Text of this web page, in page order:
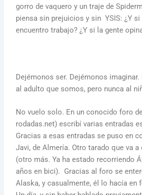
gorro de vaquero y un traje de
piensa sin prejuicios y sin YSIS: ¿Y si
encuentro trabajo? ¿Y si la gente
Dejémonos ser. Dejémonos imaginar.
al adulto que somos, pero nunca al
No vuelo solo. En un conocido foro
rodadas.net) escribí varias entradas
Gracias a esas entradas se puso en
Javi, de Almería. Otro tarado que va
(otro más. Ya ha estado recorriendo
años en bici). Gracias al foro se
Alaska, y casualmente, él lo hacía en